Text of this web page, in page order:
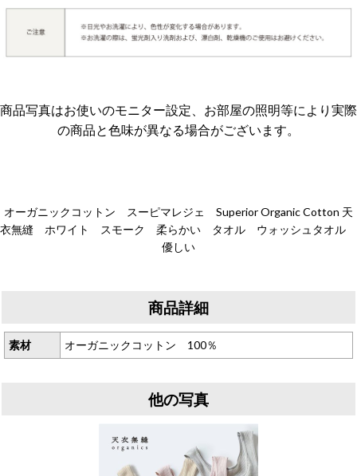
商品写真はお使いのモニター設定、お部屋の照明等により実際
の商品と色味が異なる場合がございます。
オーガニックコットン スーピマレジェ Superior Organic Cotton 天
衣無縫 ホワイト スモーク 柔らかい タオル ウォッシュタオル
優しい
商品詳細
素材 オーガニックコットン 100％
他の写真